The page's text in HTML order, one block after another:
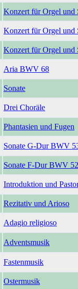
Konzert für Orgel und
Konzert für Orgel und
Konzert für Orgel und
Aria BWV 68
Sonate
Drei Choräle
Phantasien und Fugen
Sonate G-Dur BWV
Sonate F-Dur BWV
Introduktion und
Rezitativ und Arioso
Adagio religioso
Adventsmusik
Fastenmusik
Ostermusik